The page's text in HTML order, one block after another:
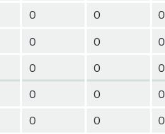
0
0
0
0
0
0
0
0
0
0
0
0
0
0
0